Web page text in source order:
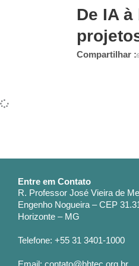
De IA
Compartilhar :
Entre em Contato
R. Professor José Vieira de
Engenho Nogueira – CEP
Horizonte – MG
Telefone: +55 31 3401-1000